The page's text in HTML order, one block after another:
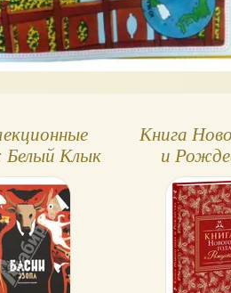
Белый Клык
другие
Книга
и